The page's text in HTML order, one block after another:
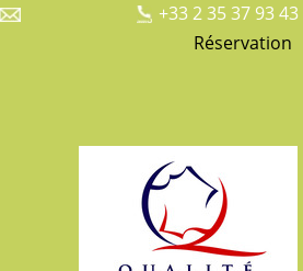
+33 2 35 37 93 43
Réservation